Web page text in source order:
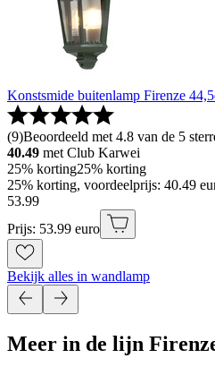
Konstsmide buitenlamp Firenze
(9)Beoordeeld met 4.8 van de 5
40.49 met Club Karwei
25% korting25% korting
25% korting, voordeelprijs: 40.49
53.99
Prijs: 53.99 euro
Bekijk alles in wandlamp
Meer in de lijn